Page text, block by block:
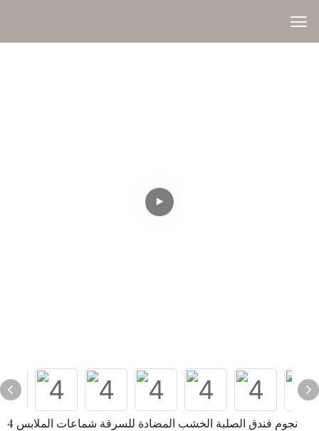
4 نجوم فندق الصلبة الخشب المضادة للسرقة شماعات الملابس